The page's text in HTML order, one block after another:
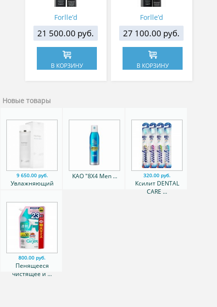
Forlle’d
21 500.00 руб.
В КОРЗИНУ
Forlle’d
27 100.00 руб.
В КОРЗИНУ
Новые товары
9 650.00 руб.
Увлажняющий
KAO "8Х4 Men ... 320.00 руб.
Ксилит DENTAL
CARE ...
800.00 руб.
Пенящееся
чистящее и ...